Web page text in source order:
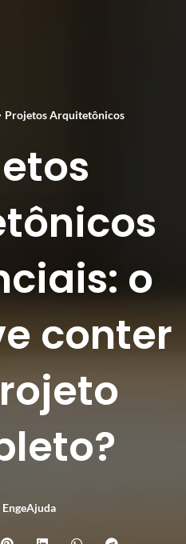
Projetos Arquitetônicos
o
conter
EngeAjuda